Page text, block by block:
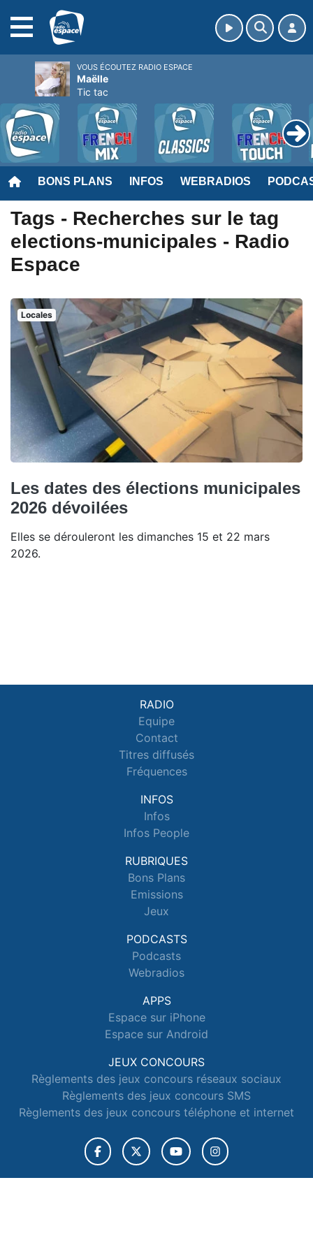
BONS PLANS INFOS WEBRADIOS
Tags - Recherches sur le tag
elections-municipales - Radio
Espace
Locales
Les dates des élections municipales
2026 dévoilées
Elles se dérouleront les dimanches 15 et 22 mars
2026.
RADIO
Equipe
Contact
Titres diffusés
Fréquences
INFOS
Infos
Infos People
RUBRIQUES
Bons Plans
Emissions
Jeux
PODCASTS
Podcasts
Webradios
APPS
Espace sur iPhone
Espace sur Android
JEUX CONCOURS
Règlements des jeux concours réseaux sociaux
Règlements des jeux concours SMS
Règlements des jeux concours téléphone et internet
VOUS ÉCOUTEZ RADIO ESPACE
Maëlle
Tic tac